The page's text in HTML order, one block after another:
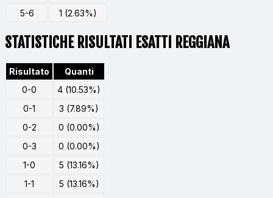
5-6
1 (2.63%)
STATISTICHE RISULTATI ESATTI REGGIANA
Risultato
Quanti
0-0
4 (10.53%)
0-1
3 (7.89%)
0-2
0 (0.00%)
0-3
0 (0.00%)
1-0
5 (13.16%)
1-1
5 (13.16%)